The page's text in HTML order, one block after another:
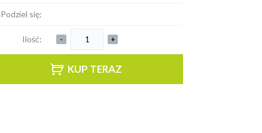
Podziel się:
Ilość: - +
KUP TERAZ